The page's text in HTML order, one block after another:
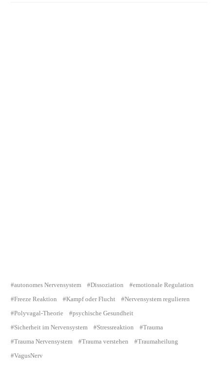
autonomes Nervensystem Dissoziation
emotionale Regulation
Freeze Reaktion
Kampf oder Flucht
Nervensystem regulieren
Polyvagal-Theorie
psychische Gesundheit
Sicherheit im Nervensystem
Stressreaktion
Trauma
Trauma Nervensystem
Trauma verstehen
Traumaheilung
VagusNerv